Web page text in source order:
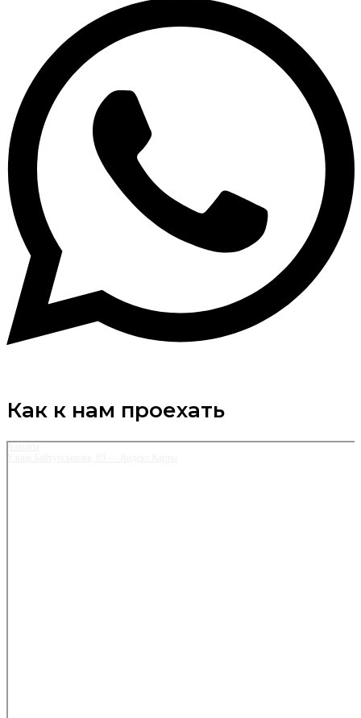
Как к нам проехать